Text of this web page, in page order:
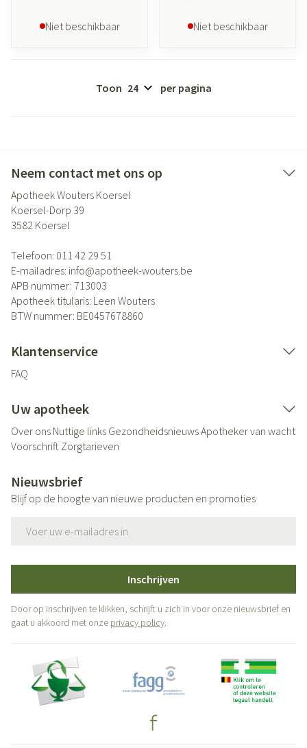
Niet beschikbaar Niet beschikbaar
Toon per pagina
Neem contact met ons op
Apotheek Wouters Koersel
Koersel-Dorp 39
3582 Koersel
Telefoon: 011 42 29 51
E-mailadres: info@apotheek-wouters.be
APB nummer: 713003
Apotheek titularis: Leen Wouters
BTW nummer: BE0457678860
Klantenservice
FAQ
Uw apotheek
Over ons Nuttige links GezondheidsnieuwsApotheker van wacht
Voorschrift Zorgtarieven
Nieuwsbrief
Blijf op de hoogte van nieuwe producten en promoties
Inschrijven
Door op inschrijven te klikken, schrijft u zich in voor onze nieuwsbrief en
gaat u akkoord met onze privacy policy.